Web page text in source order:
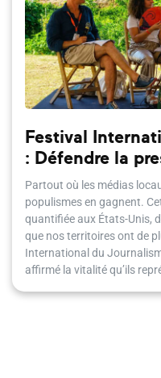
Festival
: Défendre la
Partout où les médias
populismes en gagnent.
quantifiée aux États-Unis,
que nos territoires ont de
International du
affirmé la vitalité qu’ils